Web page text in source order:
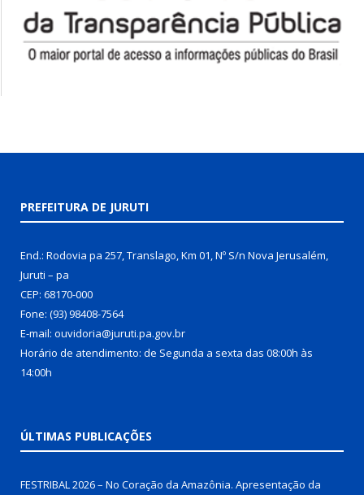
PREFEITURA DE JURUTI
End.: Rodovia pa 257, Translago, Km 01, Nº S/n Nova Jerusalém,
Juruti – pa
CEP: 68170-000
Fone: (93) 98408-7564
E-mail: ouvidoria@juruti.pa.gov.br
Horário de atendimento: de Segunda a sexta das 08:00h às
14:00h
ÚLTIMAS PUBLICAÇÕES
FESTRIBAL 2026 – No Coração da Amazônia. Apresentação da